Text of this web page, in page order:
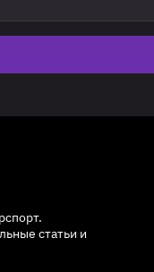
статьи и